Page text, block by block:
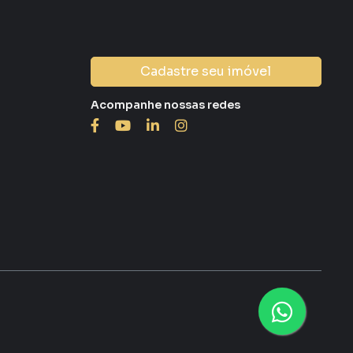
Cadastre seu imóvel
Acompanhe nossas redes